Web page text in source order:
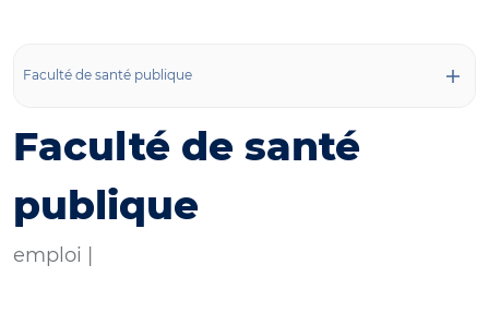
Faculté de santé publique
Faculté de santé
publique
emploi |